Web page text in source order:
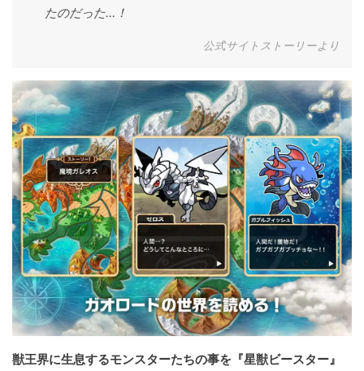
たのだった…！
公式サイトストーリーより
獣王界に生息するモンスターたちの事を『星獣ビースター』